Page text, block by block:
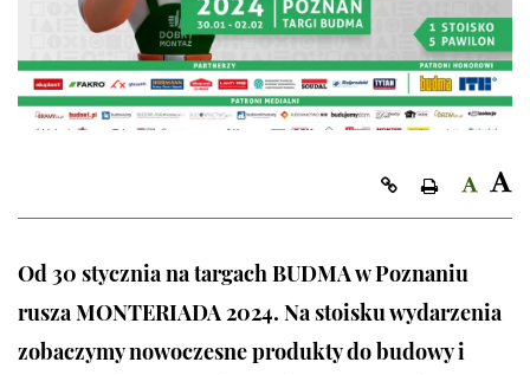
Kopiuj link
Od 30 stycznia na targach BUDMA w Poznaniu
rusza MONTERIADA 2024. Na stoisku wydarzenia
zobaczymy nowoczesne produkty do budowy i